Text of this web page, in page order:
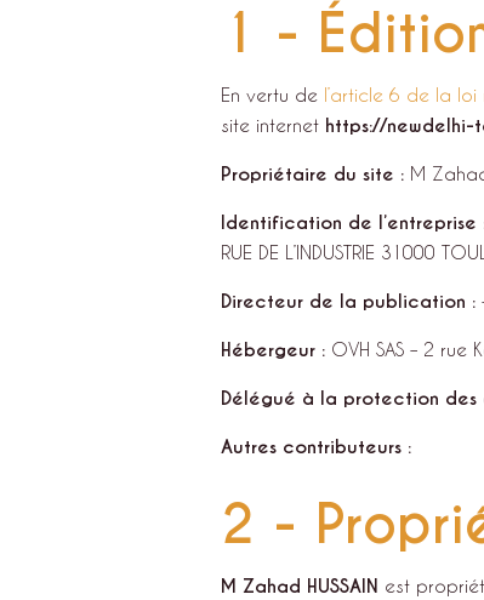
1 -
En vertu de l’article 6 de la
site internet https://newdelhi-
Propriétaire du site : M Zahad
Identification de l’entreprise
RUE DE L’INDUSTRIE 31000
Directeur de la publication :
Hébergeur : OVH SAS – 2 rue
Délégué à la protection des
Autres contributeurs :
2 -
M Zahad HUSSAIN est